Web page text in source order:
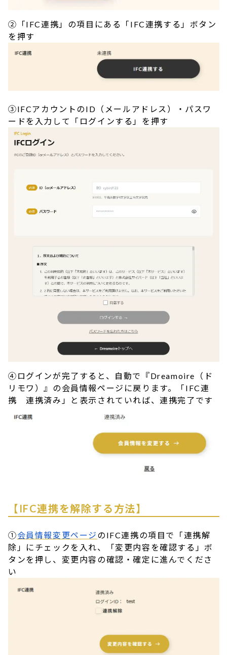
②「IFC連携」の項目にある「IFC連携する」ボタン
を押す
③IFCアカウントのID（メールアドレス）・パスワ
ードを入力して「ログインする」を押す
④ログインが完了すると、自動で『Dreamoire（ド
リモワ）』の会員情報ページに戻ります。「IFC連
携 連携済み」と表示されていれば、連携完了です
【IFC連携を解除する方法】
①会員情報変更ページ のIFC連携の項目で「連携解
除」にチェックを入れ、「変更内容を確認する」ボ
タンを押し、変更内容の確認・確定に進んでくださ
い